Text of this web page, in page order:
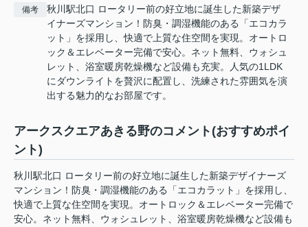
備考
秋川駅北口 ロータリー前の好立地に誕生した新築デザ
イナーズマンション！防臭・調湿機能のある「エコカラ
ット」を採用し、快適で上質な住空間を実現。オートロ
ック＆エレベーター完備で安心。ネット無料、ウォシュ
レット、浴室暖房乾燥機など設備も充実。人気の1LDK
にダウンライトを贅沢に配置し、洗練された雰囲気を演
出する魅力的なお部屋です。
アークスクエアあきる野のコメント(おすすめポイ
ント)
秋川駅北口 ロータリー前の好立地に誕生した新築デザイナーズ
マンション！防臭・調湿機能のある「エコカラット」を採用し、
快適で上質な住空間を実現。オートロック＆エレベーター完備で
安心。ネット無料、ウォシュレット、浴室暖房乾燥機など設備も